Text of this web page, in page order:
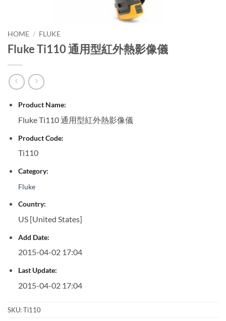
HOME / FLUKE
Fluke Ti110 通用型紅外熱影像儀
Product Name:
Fluke Ti110 通用型紅外熱影像儀
Product Code:
Ti110
Category:
Fluke
Country:
US [United States]
Add Date:
2015-04-02 17:04
Last Update:
2015-04-02 17:04
SKU:Ti110